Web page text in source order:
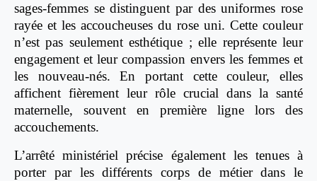
sages-femmes se distinguent par des uniformes rose
rayée et les accoucheuses du rose uni. Cette couleur
n’est pas seulement esthétique ; elle représente leur
engagement et leur compassion envers les femmes et
les nouveau-nés. En portant cette couleur, elles
affichent fièrement leur rôle crucial dans la santé
maternelle, souvent en première ligne lors des
accouchements.
L’arrêté ministériel précise également les tenues à
porter par les différents corps de métier dans le